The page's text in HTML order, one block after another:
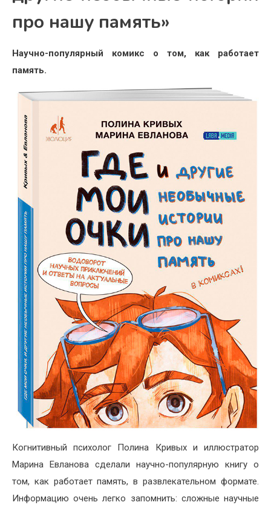
про нашу память»
Научно-популярный комикс о том, как работает
память.
Когнитивный психолог Полина Кривых и иллюстратор
Марина Евланова сделали научно-популярную книгу о
том, как работает память, в развлекательном формате.
Информацию очень легко запомнить: сложные научные